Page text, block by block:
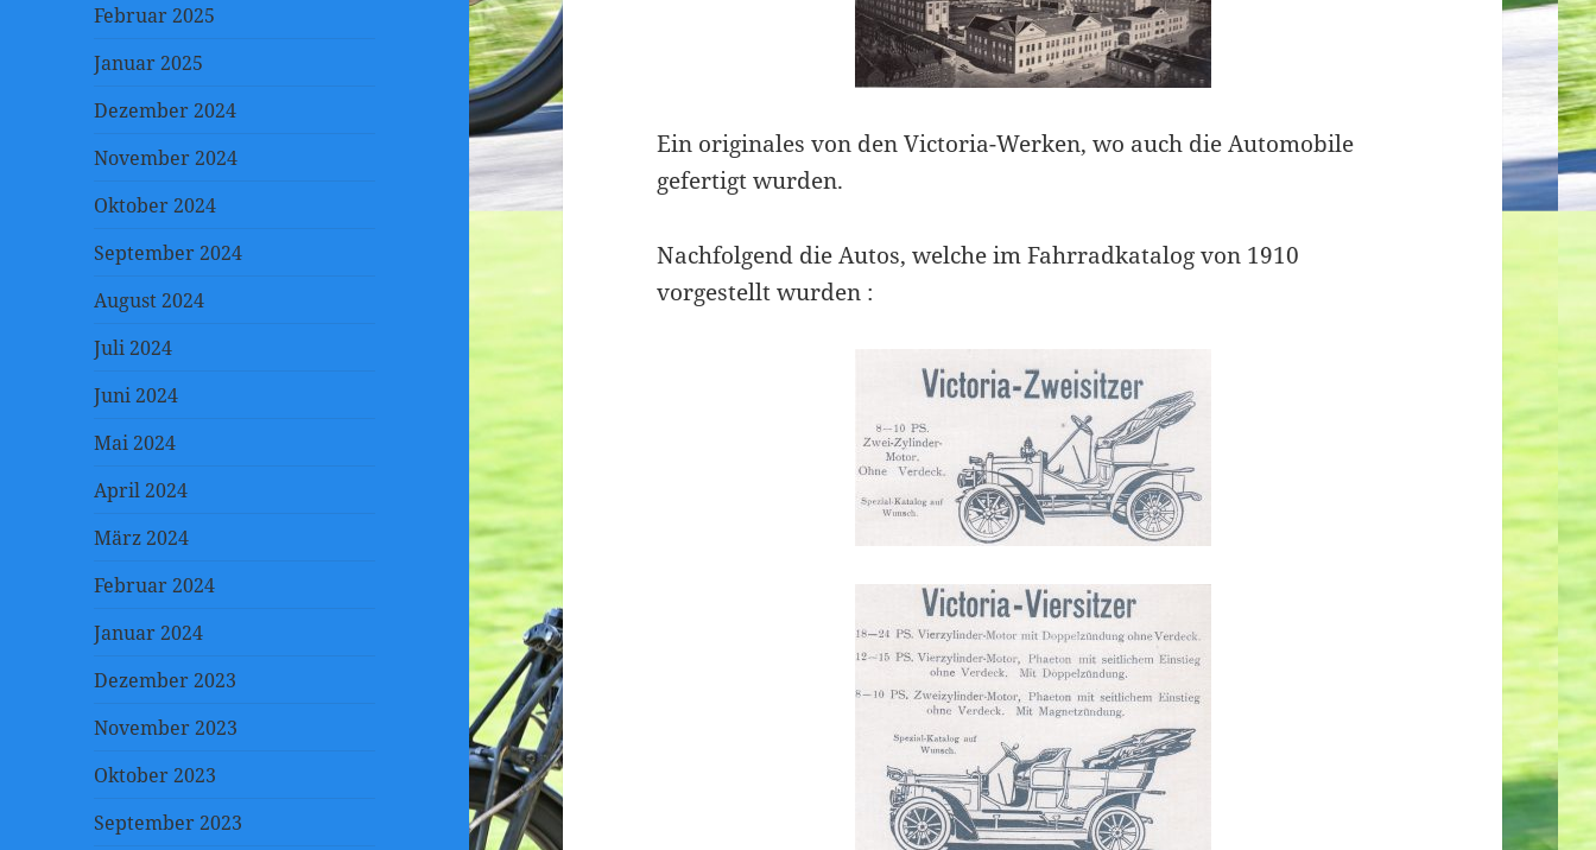
Februar 2025
Januar 2025
Dezember 2024
November 2024
Oktober 2024
September 2024
August 2024
Juli 2024
Juni 2024
Mai 2024
April 2024
März 2024
Februar 2024
Januar 2024
Dezember 2023
November 2023
Oktober 2023
September 2023
Ein originales von den Victoria-Werken, wo auch die Automobile
gefertigt wurden.
Nachfolgend die Autos, welche im Fahrradkatalog von 1910
vorgestellt wurden :